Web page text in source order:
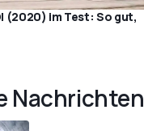
(2020) im Test: So gut,
Nachrichten